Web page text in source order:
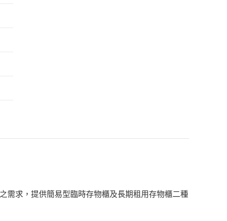
需求，提供簡易型臨時存物櫃及長期租用存物櫃二種